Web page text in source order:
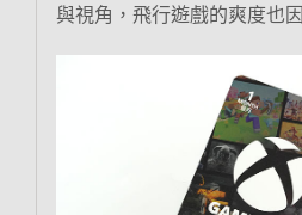
與視角，飛行遊戲的爽度也